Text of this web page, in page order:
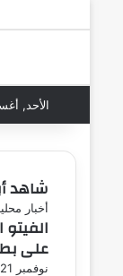
الأحد,
شاهد
إ
غ
ل
ا
أخبار
على
نوفمبر 21, 2024